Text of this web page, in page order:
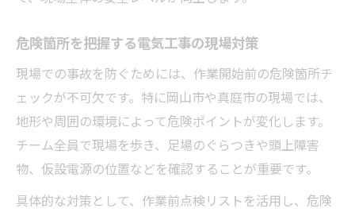
危険箇所を把握する電気工事の現場対策
現場での事故を防ぐためには、作業開始前の危険箇所チ
ェックが不可欠です。特に岡山市や真庭市の現場では、
地形や周囲の環境によって危険ポイントが変化します。
チーム全員で現場を歩き、足場のぐらつきや頭上障害
物、仮設電源の位置などを確認することが重要です。
具体的な対策として、作業前点検リストを活用し、危険